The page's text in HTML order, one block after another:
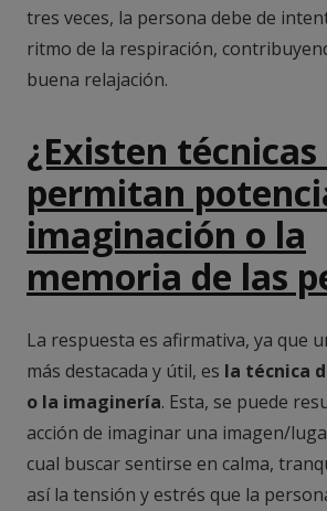
tres veces, la persona debe de
ritmo de la respiración,
buena relajación.
¿Existen técnicas
permitan
imaginación o la
memoria de las
La respuesta es afirmativa, ya que
más destacada y útil, es la técnica
o la imaginería. Esta, se puede
acción de imaginar una imagen/
cual buscar sentirse en calma,
así la tensión y estrés que la